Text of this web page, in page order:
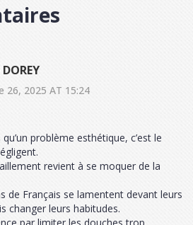
26, 2025 AT 15:24
problème esthétique, c’est le
revient à se moquer de la
de Français se lamentent devant leurs
changer leurs habitudes.